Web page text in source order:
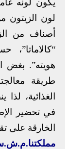
يكون لونه
لون الزيتون
أصناف من
هويته”. بغض
طريقة
الغذائية،
في تحضير
الخارقة على